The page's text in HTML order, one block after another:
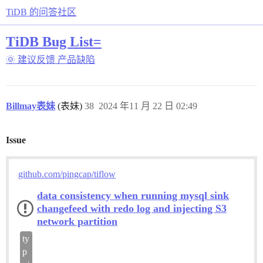
TiDB 的问答社区
TiDB Bug List=
🌞 建议反馈 产品缺陷
Billmay表妹 (表妹) 2024 年11 月 22 日 02:49
38
Issue
github.com/pingcap/tiflow
data consistency when running mysql sink
changefeed with redo log and injecting S3
network partition
ty
p